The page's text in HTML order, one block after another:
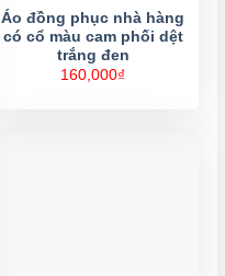
Áo đồng phục nhà hàng
có cổ màu cam phối dệt
trắng đen
160,000₫